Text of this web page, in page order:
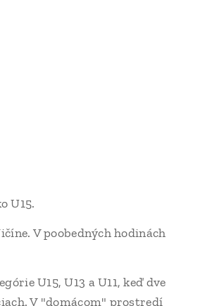
U15.
V poobedných hodinách
U15, U13 a U11, keď dve
V "domácom" prostredí